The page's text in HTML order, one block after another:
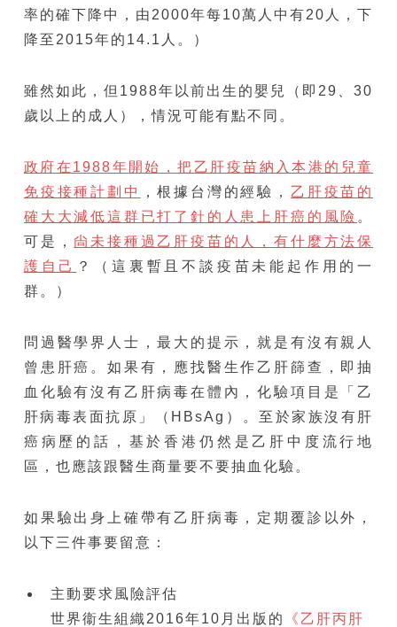
率的確下降中，由2000年每10萬人中有20人，下
降至2015年的14.1人。）
雖然如此，但1988年以前出生的嬰兒（即29、30
歲以上的成人），情況可能有點不同。
政府在1988年開始，把乙肝疫苗納入本港的兒童
免疫接種計劃中
，根據台灣的經驗， 乙肝疫苗的
確大大減低這群已打了針的人患上肝癌的風險 。
可是，尙未接種過乙肝疫苗的人，有什麼方法保
護自己 ？（這裏暫且不談疫苗未能起作用的一
群。）
問過醫學界人士，最大的提示，就是有沒有親人
曾患肝癌。如果有，應找醫生作乙肝篩查，即抽
血化驗有沒有乙肝病毒在體內，化驗項目是「乙
肝病毒表面抗原」（HBsAg）。至於家族沒有肝
癌病歷的話，基於香港仍然是乙肝中度流行地
區，也應該跟醫生商量要不要抽血化驗。
如果驗出身上確帶有乙肝病毒，定期覆診以外，
以下三件事要留意：
主動要求風險評估
世界衞生組織2016年10月出版的
《乙肝丙肝